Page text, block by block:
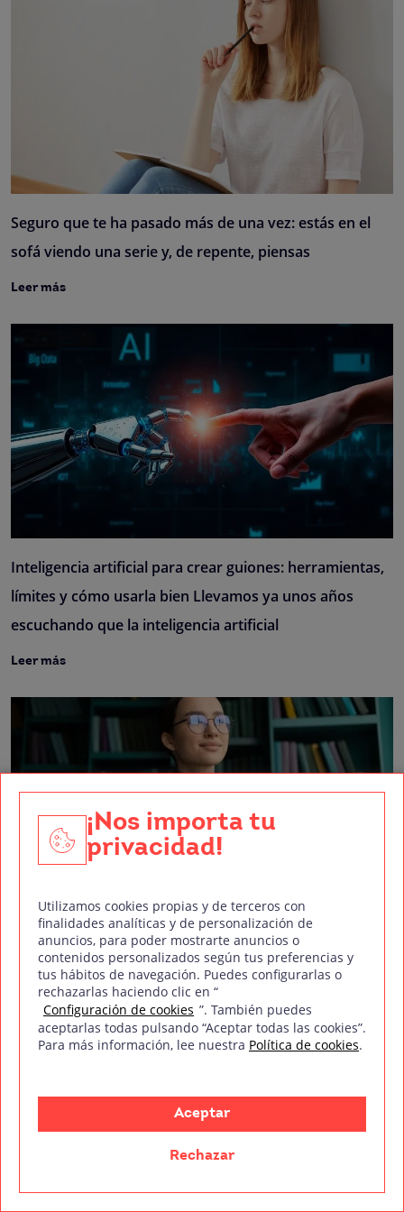
Seguro que te ha pasado más de una vez: estás en el
sofá viendo una serie y, de repente, piensas
Leer más
Inteligencia artificial para crear guiones: herramientas,
límites y cómo usarla bien Llevamos ya unos años
escuchando que la inteligencia artificial
Leer más
¿Te ha pasado que ves una película por segunda vez y,
de repente, una frase o una imagen te llama
Leer más
crearlas.
¡Nos importa tu
privacidad!
Utilizamos cookies propias y de terceros con
finalidades analíticas y de personalización de
anuncios, para poder mostrarte anuncios o
contenidos personalizados según tus preferencias y
tus hábitos de navegación. Puedes configurarlas o
rechazarlas haciendo clic en “
Configuración de cookies ”. También puedes
aceptarlas todas pulsando “Aceptar todas las cookies”.
Para más información, lee nuestra Política de cookies.
Aceptar
Rechazar